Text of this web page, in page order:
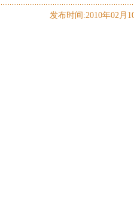
发布时间:2010年02月